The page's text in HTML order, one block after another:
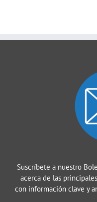
Suscríbete a nuestro
acerca de las
con información clave y